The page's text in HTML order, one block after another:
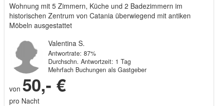
Wohnung mit 5 Zimmern, Küche und 2 Badezimmern im
historischen Zentrum von Catania überwiegend mit antiken
Möbeln ausgestattet
Valentina S.
Antwortrate: 87%
Durchschn. Antwortzeit: 1 Tag
Mehrfach Buchungen als Gastgeber
von 50,- €
pro Nacht